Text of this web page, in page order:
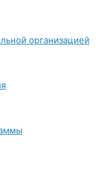
организацией